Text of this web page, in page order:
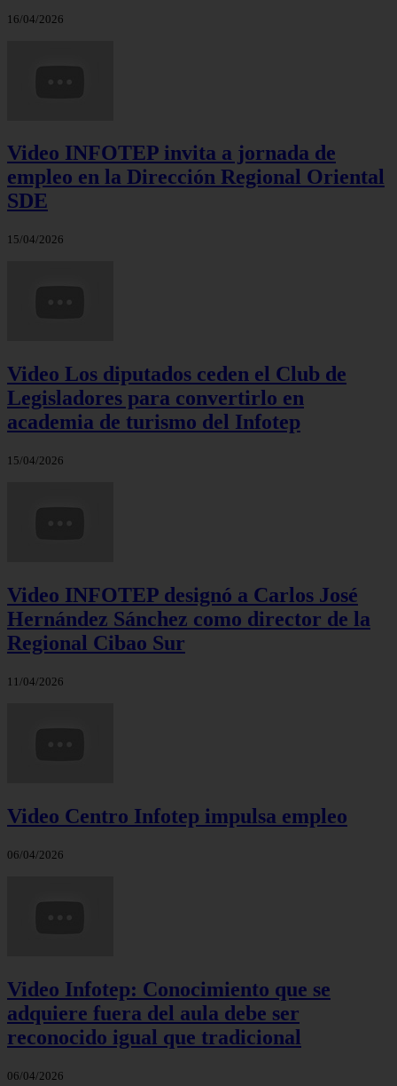
16/04/2026
Video INFOTEP invita a jornada de
empleo en la Dirección Regional Oriental
SDE
15/04/2026
Video Los diputados ceden el Club de
Legisladores para convertirlo en
academia de turismo del Infotep
15/04/2026
Video INFOTEP designó a Carlos José
Hernández Sánchez como director de la
Regional Cibao Sur
11/04/2026
Video Centro Infotep impulsa empleo
06/04/2026
Video Infotep: Conocimiento que se
adquiere fuera del aula debe ser
reconocido igual que tradicional
06/04/2026